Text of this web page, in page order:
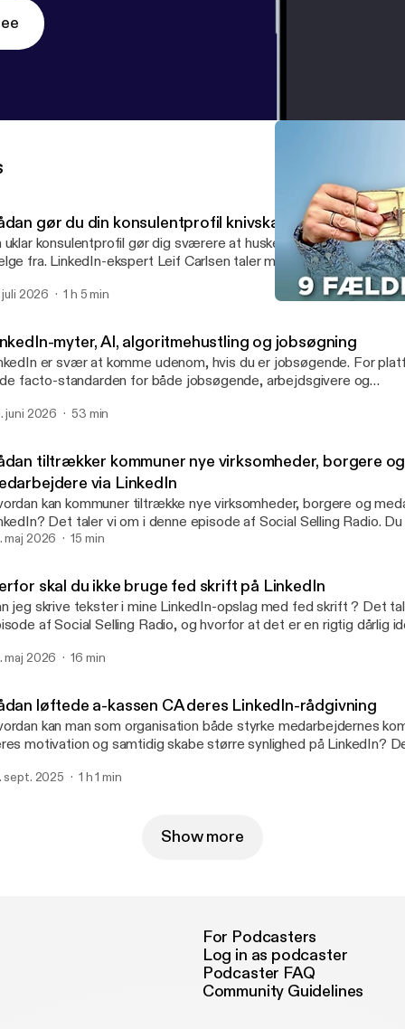
gør du din konsulentprofil knivskarp på LinkedIn
uklar konsulentprofil gør dig sværere at huske, sværere at
fra. LinkedIn-ekspert Leif Carlsen taler med Majbritt Lund om
Selling Proposition, superpower, prissætning og LinkedIn.
skærpe din position, tydeliggøre din værdi og gøre både din
juli 2026 1 h 5 min
myter, AI, algoritmehustling og jobsøgning
er svær at komme udenom, hvis du er jobsøgende. For
facto-standarden for både jobsøgende, arbejdsgivere og
i håbet om at finde "den hemmelige opskrift", der kan
til kroppen, og der opstår derfor hurtigt myter, halve sandheder
om, hvad der virker. Hvad der er op og ned i denne
ekspert Leif Carlsen fra Social Selling Company og Sami
om i denne podcastepisode.
juni 2026 53 min
tiltrækker kommuner nye virksomheder, borgere og
via LinkedIn
kan kommuner tiltrække nye virksomheder, borgere og
Det taler vi om i denne episode af Social Selling Radio.
i, hvordan kommunerne kan bruge LinkedIn til at markedsføre
borgerne og medarbejderne.
maj 2026 15 min
skal du ikke bruge fed skrift på LinkedIn
jeg skrive tekster i mine LinkedIn-opslag med fed skrift ? Det
af Social Selling Radio, og hvorfor at det er en rigtig dårlig
maj 2026 16 min
løftede a-kassen CA deres LinkedIn-rådgivning
kan man som organisation både styrke medarbejdernes
motivation og samtidig skabe større synlighed på LinkedIn?
karriererådgiverne fik mulighed for, på frivillig basis, at blive
advocacy-forløbet.
sept. 2025 1 h 1 min
Show more
For Podcasters
Log in as podcaster
Podcaster FAQ
Community Guidelines